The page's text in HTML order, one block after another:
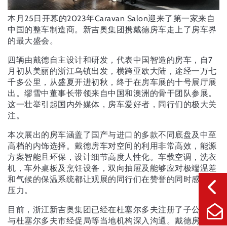
本月25日开幕的2023年Caravan Salon迎来了第一家来自
中国的整车制造商。新吉奥集团携戴德房车走上了房车界
的最大盛会。
四辆由戴德自主设计和研发，代表中国智造的房车，自7
月初从美丽的浙江乌镇出发，横跨亚欧大陆，途经一万七
千多公里，从盛夏开进初秋，终于在房车展的十号展厅展
出。缪雪中董事长带领来自中国和澳洲的骨干团队参展。
这一壮举引起国内外媒体，房车爱好者，同行们的极大关
注。
本次展出的房车涵盖了国产与进口的多款不同底盘及中至
高档的内饰选择。戴德房车对空间的利用非常高效，能源
方案智能且环保，设计细节高度人性化。车载空调，洗衣
机，车外桌板及烹饪设备，双向抽屉及能够应对极端温差
和气候的保温系统都让观展的同行们在赞誉的同时感到了
压力。
目前，浙江新吉奥集团已经在杜塞尔多夫注册了子公司并
与杜塞尔多夫市经促局等当地机构深入沟通。戴德房车在